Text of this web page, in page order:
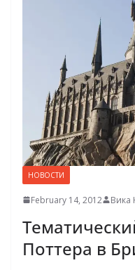
НОВОСТИ
February 14, 2012 Вика
Поттера в